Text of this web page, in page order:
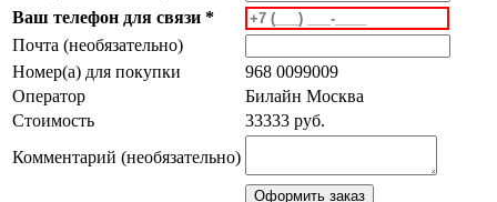
Ваш телефон для связи *
Почта (необязательно)
Номер(а) для покупки
968 0099009
Оператор
Билайн Москва
Стоимость
33333 руб.
Комментарий (необязательно)